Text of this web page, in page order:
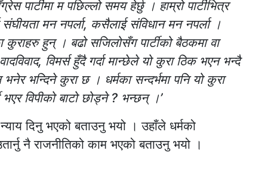
पार्टीमा म पछिल्लो समय हेर्छु । हाम्रो पार्टीभित्र
मन नपर्ला, कसैलाई संविधान मन नपर्ला ।
हुन् । बढो सजिलोसँग पार्टीको बैठकमा वा
विमर्स हुँदै गर्दा मान्छेले यो कुरा ठिक भएन भन्दै
भनेर भन्दिने कुरा छ । धर्मका सन्दर्भमा पनि यो कुरा
विपीको बाटो छोड्ने ? भन्छन् ।’
दिनु भएको बताउनु भयो । उहाँले धर्मको
नै राजनीतिको काम भएको बताउनु भयो ।